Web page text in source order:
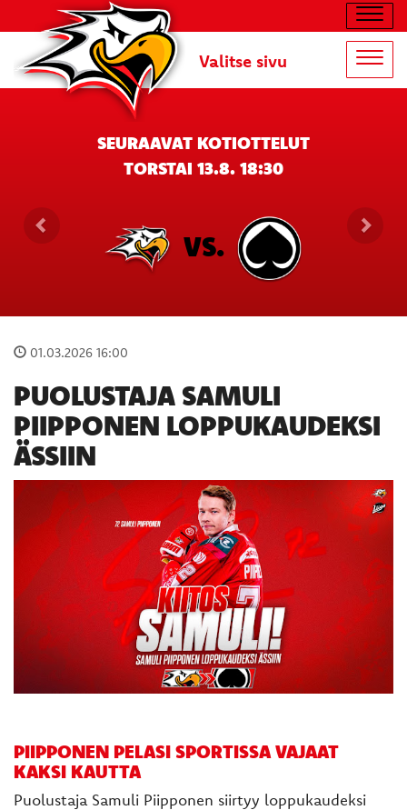
Valitse sivu
SEURAAVAT KOTIOTTELUT
TORSTAI 13.8. 18:30
VS.
01.03.2026 16:00
PUOLUSTAJA SAMULI
PIIPPONEN LOPPUKAUDEKSI
ÄSSIIN
PIIPPONEN PELASI SPORTISSA VAJAAT
KAKSI KAUTTA
Puolustaja Samuli Piipponen siirtyy loppukaudeksi